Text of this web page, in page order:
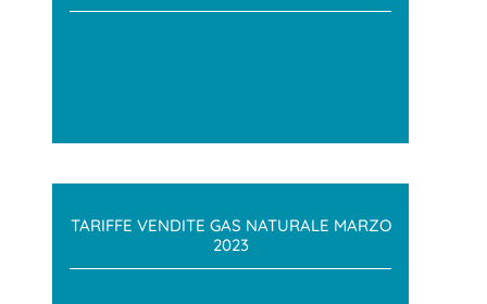
TARIFFE VENDITE GAS NATURALE MARZO
2023